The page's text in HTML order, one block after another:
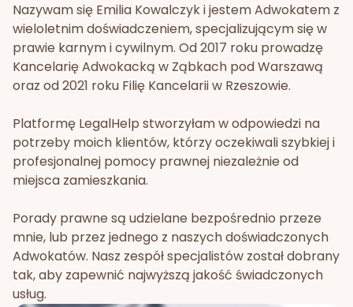
Nazywam się Emilia Kowalczyk i jestem Adwokatem z
wieloletnim doświadczeniem, specjalizującym się w
prawie karnym i cywilnym. Od 2017 roku prowadzę
Kancelarię Adwokacką w Ząbkach pod Warszawą
oraz od 2021 roku Filię Kancelarii w Rzeszowie.
Platformę LegalHelp stworzyłam w odpowiedzi na
potrzeby moich klientów, którzy oczekiwali szybkiej i
profesjonalnej pomocy prawnej niezależnie od
miejsca zamieszkania.
Porady prawne są udzielane bezpośrednio przeze
mnie, lub przez jednego z naszych doświadczonych
Adwokatów. Nasz zespół specjalistów został dobrany
tak, aby zapewnić najwyższą jakość świadczonych
usług.